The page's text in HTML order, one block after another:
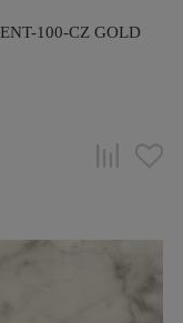
100-CZ GOLD